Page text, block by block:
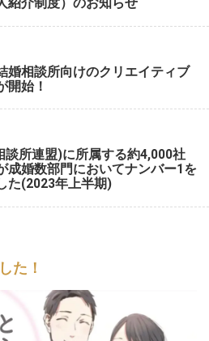
紹介制度）のお知らせ
婚相談所向けのクリエイティブ
開始！
談所連盟)に所属する約4,000社
成婚数部門においてナンバー1を
た(2023年上半期)
た！